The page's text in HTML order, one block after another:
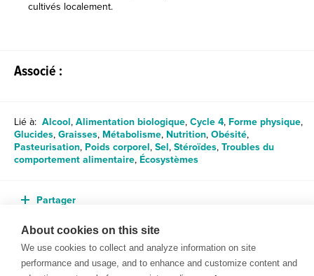
cultivés localement.
Associé :
Lié à: Alcool, Alimentation biologique, Cycle 4, Forme physique,
Glucides, Graisses, Métabolisme, Nutrition, Obésité,
Pasteurisation, Poids corporel, Sel, Stéroïdes, Troubles du
comportement alimentaire, Écosystèmes
Partager
About cookies on this site
We use cookies to collect and analyze information on site
performance and usage, and to enhance and customize content and